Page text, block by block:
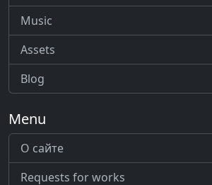
Music
Assets
Blog
Menu
О сайте
Requests for works